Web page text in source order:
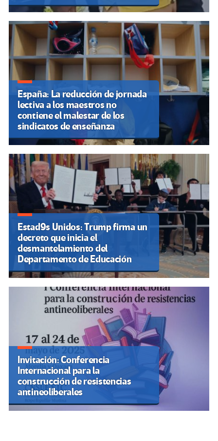
España: La reducción de jornada
lectiva a los maestros no
contiene el malestar de los
sindicatos de enseñanza
Estad9s Unidos: Trump firma un
decreto que inicia el
desmantelamiento del
Departamento de Educación
Invitación: Conferencia
Internacional para la
construcción de resistencias
antineoliberales